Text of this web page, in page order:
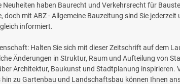
haben Baurecht und Verkehrsrecht für
mit ABZ - Allgemeine Bauzeitung sind Sie
informiert.
Halten Sie sich mit dieser Zeitschrift auf dem
Änderungen in Struktur, Raum und Aufteilung von
Architektur, Baukunst und Stadtplanung
zu Gartenbau und Landschaftsbau können Ihnen